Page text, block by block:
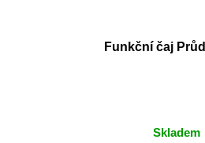
Funkční čaj
Skladem